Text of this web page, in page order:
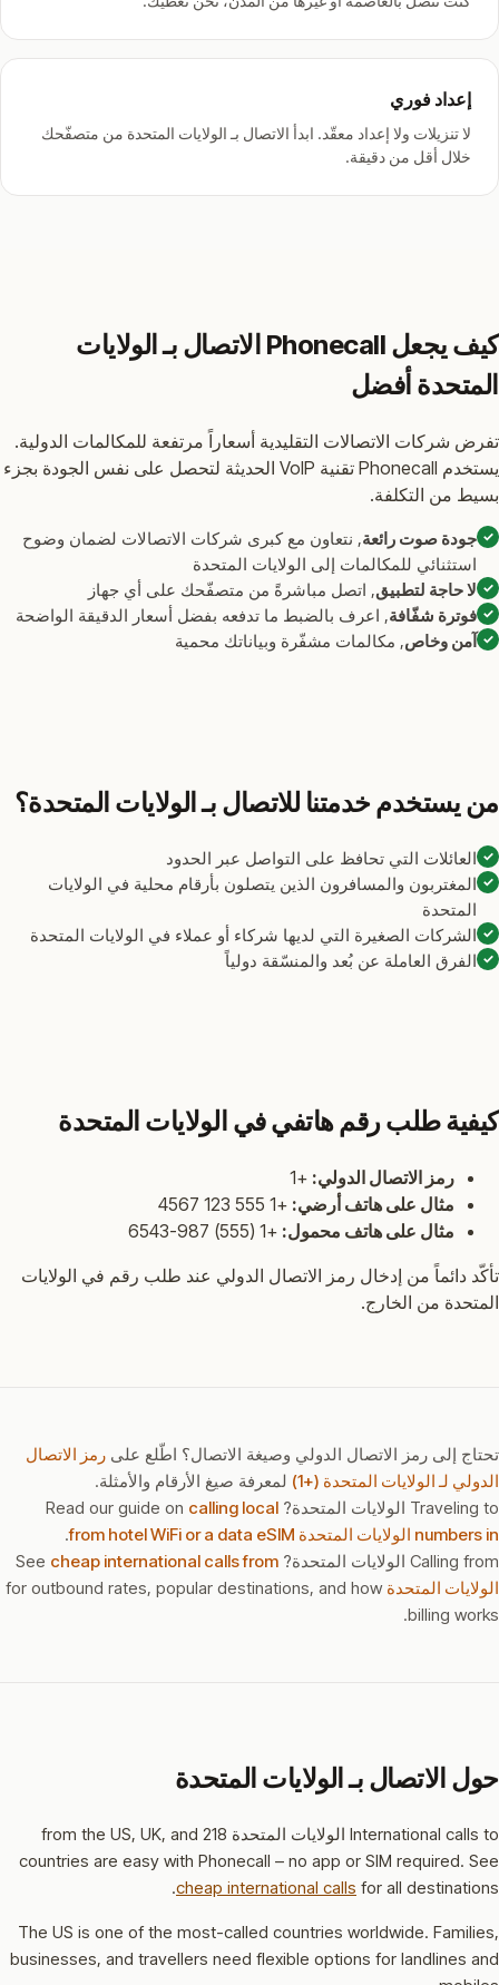
إعداد فوري
لا تنزيلات ولا إعداد معقّد. ابدأ الاتصال بـ الولايات المتحدة من متصفّحك
خلال أقل من دقيقة.
كيف يجعل Phonecall الاتصال بـ الولايات
المتحدة أفضل
تفرض شركات الاتصالات التقليدية أسعاراً مرتفعة للمكالمات الدولية.
يستخدم Phonecall تقنية VoIP الحديثة لتحصل على نفس الجودة بجزء
بسيط من التكلفة.
✓ جودة صوت رائعة, نتعاون مع كبرى شركات الاتصالات لضمان وضوح
استثنائي للمكالمات إلى الولايات المتحدة
✓ لا حاجة لتطبيق, اتصل مباشرةً من متصفّحك على أي جهاز
✓ فوترة شفّافة, اعرف بالضبط ما تدفعه بفضل أسعار الدقيقة الواضحة
✓ آمن وخاص, مكالمات مشفّرة وبياناتك محمية
من يستخدم خدمتنا للاتصال بـ الولايات المتحدة؟
✓ العائلات التي تحافظ على التواصل عبر الحدود
✓ المغتربون والمسافرون الذين يتصلون بأرقام محلية في الولايات
المتحدة
✓ الشركات الصغيرة التي لديها شركاء أو عملاء في الولايات المتحدة
✓ الفرق العاملة عن بُعد والمنسّقة دولياً
كيفية طلب رقم هاتفي في الولايات المتحدة
رمز الاتصال الدولي: +1
مثال على هاتف أرضي: +1 555 123 4567
مثال على هاتف محمول: +1 (555) 987-6543
تأكّد دائماً من إدخال رمز الاتصال الدولي عند طلب رقم في الولايات
المتحدة من الخارج.
تحتاج إلى رمز الاتصال الدولي وصيغة الاتصال؟ اطّلع على رمز الاتصال
الدولي لـ الولايات المتحدة (+1)
لمعرفة صيغ الأرقام والأمثلة.
Traveling to الولايات المتحدة? Read our guide on
calling local
numbers in الولايات المتحدة from hotel WiFi or a data eSIM
.
Calling from الولايات المتحدة? See
cheap international calls from
الولايات المتحدة for outbound rates, popular destinations, and how
billing works.
حول الاتصال بـ الولايات المتحدة
International calls to الولايات المتحدة from the US, UK, and 218
countries are easy with Phonecall – no app or SIM required. See
cheap international calls for all destinations.
The US is one of the most-called countries worldwide. Families,
businesses, and travellers need flexible options for landlines and